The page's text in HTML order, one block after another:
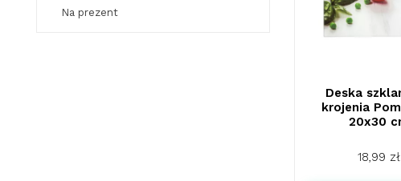
Na prezent
Deska
krojenia
20x30
Cena
18,99 zł